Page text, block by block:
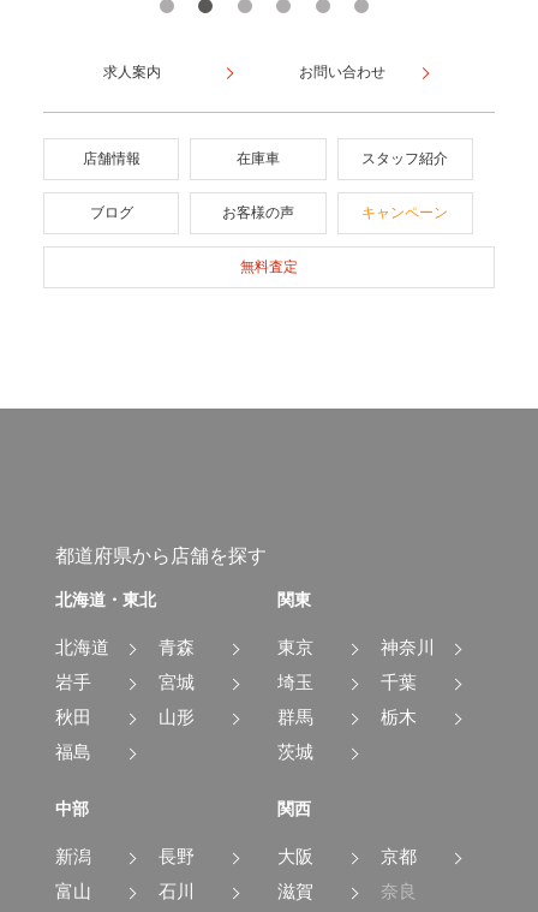
求人案内 お問い合わせ
店舗情報 在庫車 スタッフ紹介
ブログ お客様の声 キャンペーン
無料査定
都道府県から店舗を探す
北海道・東北
北海道
青森
岩手
宮城
秋田
山形
福島
関東
東京
神奈川
埼玉
千葉
群馬
栃木
茨城
中部
新潟
長野
富山
石川
関西
大阪
京都
滋賀
奈良